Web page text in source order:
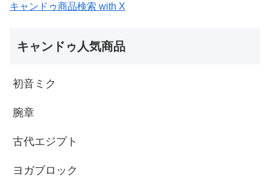
キャンドゥ商品検索 with X
キャンドゥ人気商品
初音ミク
腕章
古代エジプト
ヨガブロック